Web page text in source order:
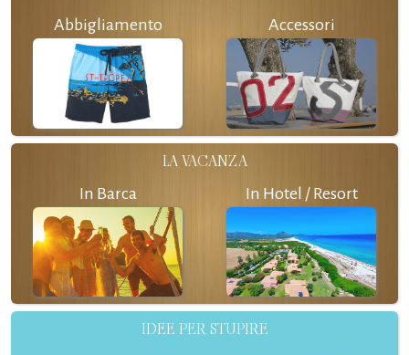
Abbigliamento Accessori
LA VACANZA
In Barca In Hotel / Resort
IDEE PER STUPIRE